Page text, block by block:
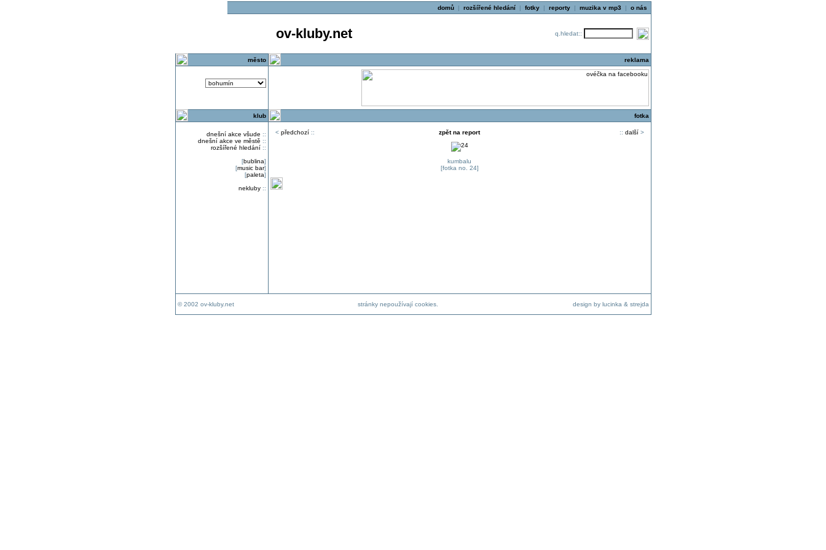
domů| rozšířené hledání| fotky| reporty| muzika v mp3 | o nás
ov-kluby.net q.hledat::
město reklama
klub
dnešní akce všude ::
dnešní akce ve městě ::
rozšířené hledání::
[bublina]
[music bar]
[paleta]
nekluby::
fotka
< předchozí:: zpět na report :: další>
kumbalu
[fotka no. 24]
© 2002 ov-kluby.net stránky nepoužívají cookies. design by lucinka & strejda